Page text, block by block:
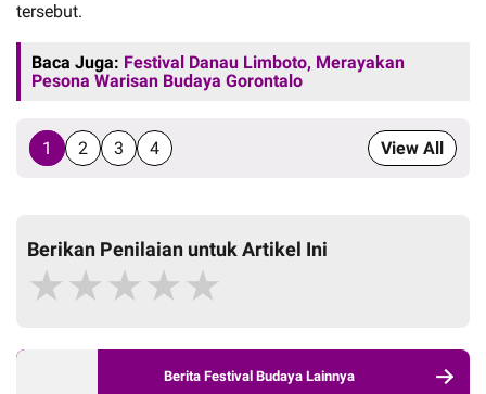
tersebut.
Baca Juga: Festival Danau Limboto, Merayakan
Pesona Warisan Budaya Gorontalo
1 2 3 4 View All
Berikan Penilaian untuk Artikel Ini
★★★★★
Berita Festival Budaya Lainnya